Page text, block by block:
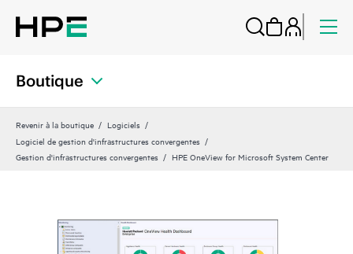
Boutique
Revenir à la boutique
Logiciels
Logiciel de gestion d'infrastructures convergentes
Gestion d'infrastructures convergentes
HPE OneView for Microsoft System Center